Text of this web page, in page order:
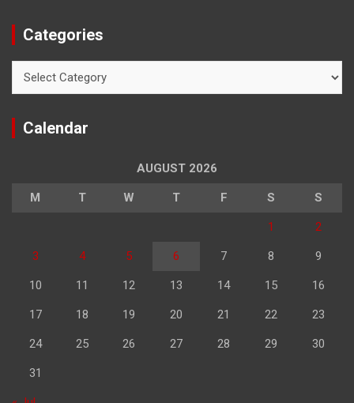
Categories
Calendar
AUGUST 2026
M T W T F S S
1 2
3 4 5 6 7 8 9
10 11 12 13 14 15 16
17 18 19 20 21 22 23
24 25 26 27 28 29 30
31